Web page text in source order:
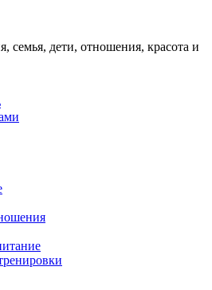
семья, дети, отношения, красота и